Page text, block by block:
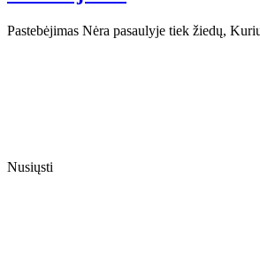
Pastebėjimas Nėra pasaulyje tiek žiedų,
Nusiųsti